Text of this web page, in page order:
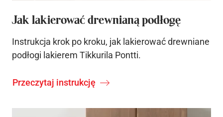
Jak lakierować drewnianą podłogę
Instrukcja krok po kroku, jak lakierować drewniane
podłogi lakierem Tikkurila Pontti.
Przeczytaj instrukcję